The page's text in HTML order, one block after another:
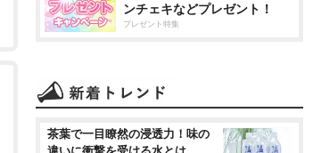
ンチェキなどプレゼント！
プレゼント特集
茶葉で一目瞭然の浸透力！味の